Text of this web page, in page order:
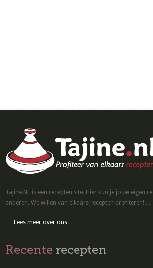
Tajine.NL is een recepten site. Hier kun je jouw eigen
anderen. We willen van elkaars recepten profiteren! ...
Lees meer over ons
Recente recepten